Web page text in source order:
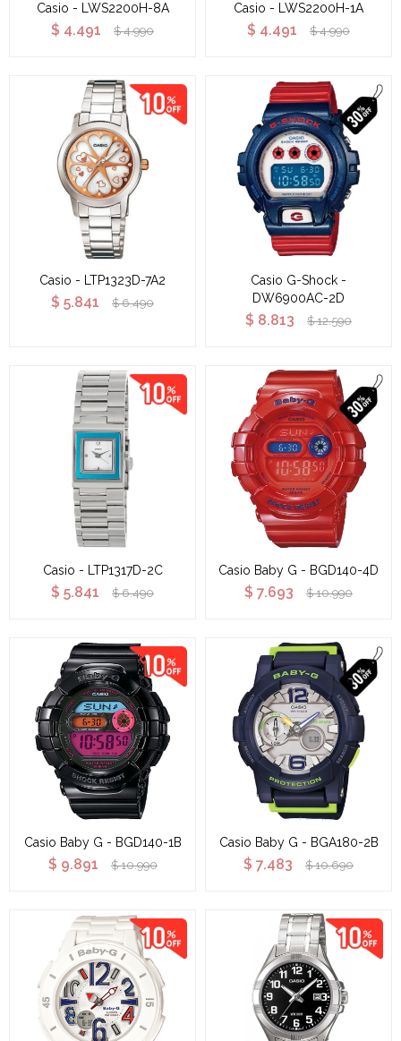
Casio - LWS2200H-8A
$ 4.491 $ 4.990
Casio - LWS2200H-1A
$ 4.491 $ 4.990
Casio - LTP1323D-7A2
$ 5.841 $ 6.490
Casio G-Shock -
DW6900AC-2D
$ 8.813 $ 12.590
Casio - LTP1317D-2C
$ 5.841 $ 6.490
Casio Baby G - BGD140-4D
$ 7.693 $ 10.990
Casio Baby G - BGD140-1B
$ 9.891 $ 10.990
Casio Baby G - BGA180-2B
$ 7.483 $ 10.690